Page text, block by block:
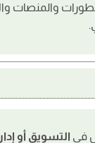
والمنصات
في التسويق أو